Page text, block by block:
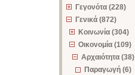
Γεγονότα (228)
Γενικά (872)
Κοινωνία (304)
Οικονομία (109)
Αρχαιότητα (38)
Παραγωγή (6)